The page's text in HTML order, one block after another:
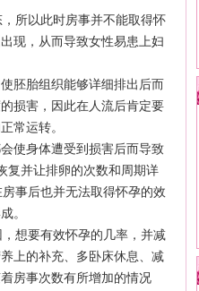
所以此时房事并不能取得怀
现，从而导致女性易患上妇
胚胎组织能够详细排出后而
损害，因此在人流后肯定要
常运转。
使身体遭受到损害后而导致
复并让排卵的次数和周期详
事后也并无法取得怀孕的效
。
想要有效怀孕的几率，并减
上的补充、多卧床休息、减
房事次数有所增加的情况